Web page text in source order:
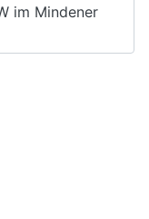
im Mindener